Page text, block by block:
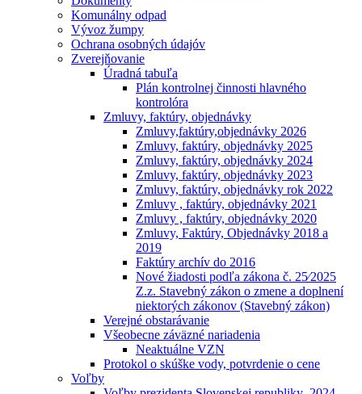
Komunálny odpad
Vývoz žumpy
Ochrana osobných údajóv
Zverejňovanie
Úradná tabuľa
Plán kontrolnej činnosti hlavného
kontrolóra
Zmluvy, faktúry, objednávky
Zmluvy,faktúry,objednávky 2026
Zmluvy, faktúry, objednávky 2025
Zmluvy, faktúry, objednávky 2024
Zmluvy, faktúry, objednávky 2023
Zmluvy, faktúry, objednávky rok 2022
Zmluvy , faktúry, objednávky 2021
Zmluvy , faktúry, objednávky 2020
Zmluvy, Faktúry, Objednávky 2018 a
2019
Faktúry archív do 2016
Nové žiadosti podľa zákona č. 25⁄2025
Z.z. Stavebný zákon o zmene a doplnení
niektorých zákonov (Stavebný zákon)
Verejné obstarávanie
Všeobecne záväzné nariadenia
Neaktuálne VZN
Protokol o skúške vody, potvrdenie o cene
Voľby